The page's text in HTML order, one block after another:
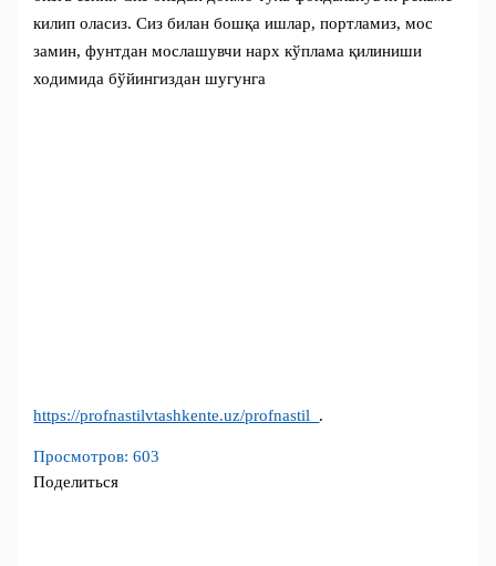
килип оласиз. Сиз билан бошқа ишлар, портламиз, мос
замин, фунтдан мослашувчи нарх кўплама қилиниши
ходимида бўйингиздан шугунга
https://profnastilvtashkente.uz/profnastil_ .
Просмотров: 603
Поделиться